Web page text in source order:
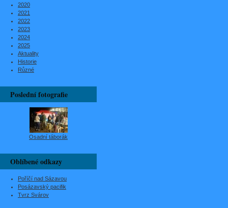
2020
2021
2022
2023
2024
2025
Aktuality
Historie
Různé
Poslední fotografie
Osadní táborák
Oblíbené odkazy
Poříčí nad Sázavou
Posázavský pacifik
Tvrz Svárov